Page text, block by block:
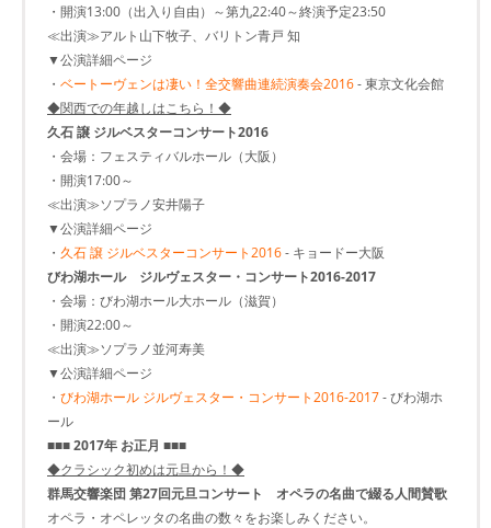
・開演13:00（出入り自由）～第九22:40～終演予定23:50
≪出演≫アルト山下牧子、バリトン青戸 知
▼公演詳細ページ
・ ベートーヴェンは凄い！全交響曲連続演奏会2016- 東京文化会館
◆関西での年越しはこちら！◆
久石 譲 ジルベスターコンサート2016
・会場：フェスティバルホール（大阪）
・開演17:00～
≪出演≫ソプラノ安井陽子
▼公演詳細ページ
・ 久石 譲 ジルベスターコンサート2016- キョードー大阪
びわ湖ホール ジルヴェスター・コンサート2016-2017
・会場：びわ湖ホール大ホール（滋賀）
・開演22:00～
≪出演≫ソプラノ並河寿美
▼公演詳細ページ
・ びわ湖ホール ジルヴェスター・コンサート2016-2017- びわ湖ホ
ール
■■■ 2017年 お正月 ■■■
◆クラシック初めは元旦から！◆
群馬交響楽団 第27回元旦コンサート オペラの名曲で綴る人間賛歌
オペラ・オペレッタの名曲の数々をお楽しみください。